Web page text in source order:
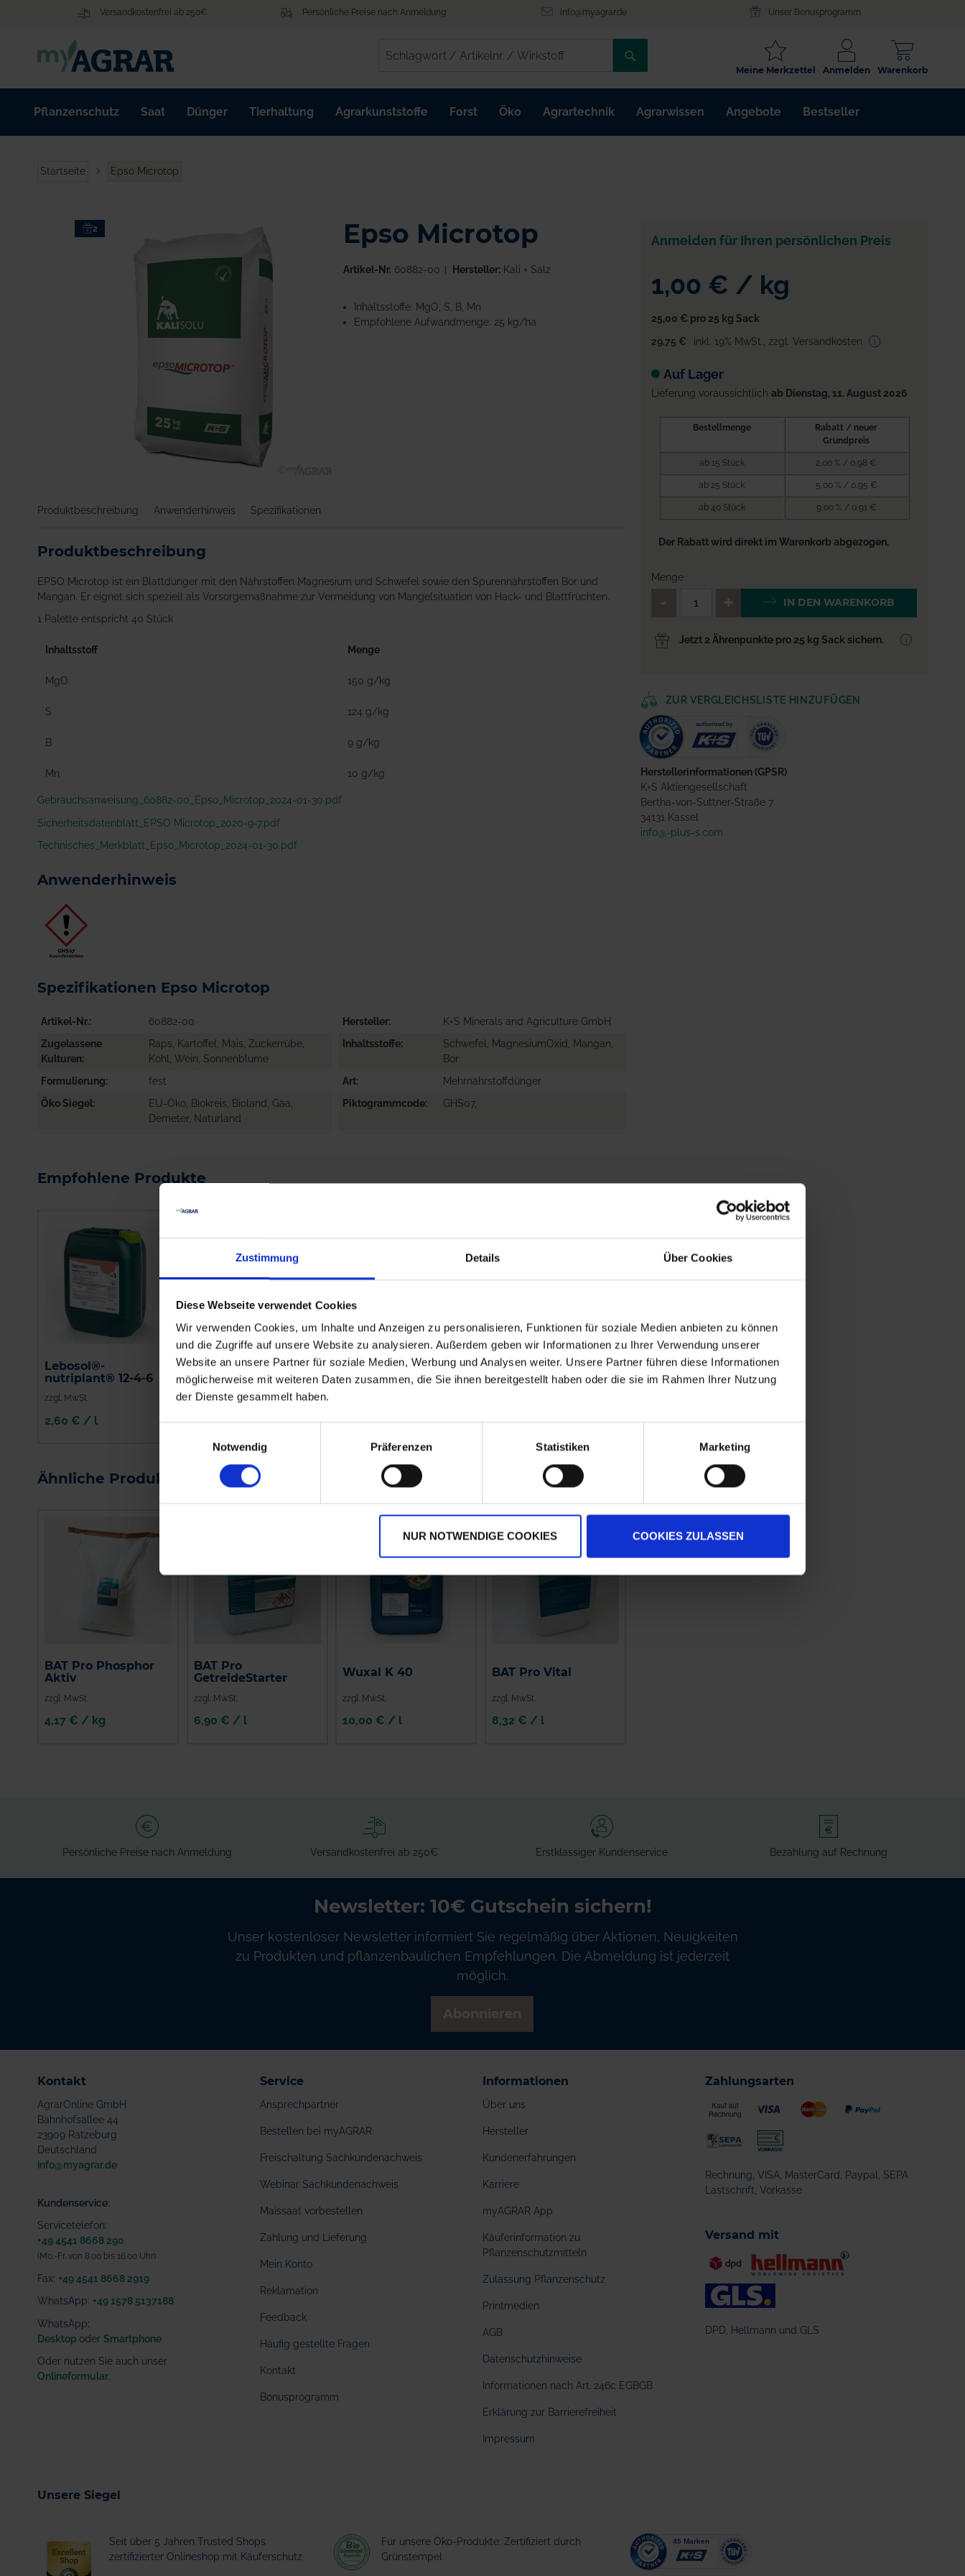
Zustimmung Details Über Cookies
Diese Webseite verwendet Cookies
Wir verwenden Cookies, um Inhalte und Anzeigen zu personalisieren, Funktionen für soziale Medien anbieten zu können
und die Zugriffe auf unsere Website zu analysieren. Außerdem geben wir Informationen zu Ihrer Verwendung unserer
Website an unsere Partner für soziale Medien, Werbung und Analysen weiter. Unsere Partner führen diese Informationen
möglicherweise mit weiteren Daten zusammen, die Sie ihnen bereitgestellt haben oder die sie im Rahmen Ihrer Nutzung
der Dienste gesammelt haben.
Notwendig
Präferenzen Statistiken Marketing
NUR NOTWENDIGE COOKIES COOKIES ZULASSEN
Versandkostenfrei ab 250€ Persönliche Preise nach Anmeldung info@myagrar.de Unser Bonusprogramm
/
ARTIKELNR.
/
Warenkorb
Anmelden
Meine Merkzettel
Pflanzenschutz Saat Dünger Tierhaltung Agrarkunststoffe Forst Öko Agrartechnik Agrarwissen Angebote Bestseller
Startseite Epso Microtop
2
der
springen
Epso Microtop
Artikel-Nr. 60882-00 Hersteller:Kali + Salz
Inhaltsstoffe: MgO, S, B, Mn
Empfohlene Aufwandmenge: 25 kg/ha
Produktbeschreibung Anwenderhinweis Spezifikationen
Produktbeschreibung
EPSO Microtop ist ein Blattdünger mit den Nährstoffen Magnesium und Schwefel sowie den Spurennährstoffen Bor und
Mangan. Er eignet sich speziell als Vorsorgemaßnahme zur Vermeidung von Mangelsituation von Hack- und Blattfrüchten.
1 Palette entspricht 40 Stück
Inhaltsstoff Menge
MgO 150 g/kg
S 124 g/kg
B 9 g/kg
Mn 10 g/kg
Gebrauchsanweisung_60882-00_Epso_Microtop_2024-01-30.pdf
Sicherheitsdatenblatt_EPSO Microtop_2020-9-7.pdf
Technisches_Merkblatt_Epso_Microtop_2024-01-30.pdf
Anwenderhinweis
Spezifikationen Epso Microtop
Artikel-Nr. 60882-00 Hersteller
K+S Minerals and Agriculture GmbH
Zugelassene
Kulturen
Raps, Kartoffel, Mais, Zuckerrübe,
Kohl, Wein, Sonnenblume
Inhaltsstoffe
Schwefel, MagnesiumOxid, Mangan,
Bor
Formulierung
fest Art
Mehrnährstoffdünger
Öko Siegel
EU-Öko, Biokreis, Bioland, Gäa,
Demeter, Naturland
Piktogrammcode GHS07,
Empfohlene Produkte
Lebosol®-
nutriplant® 12-4-6
zzgl. MwSt.
2,60 € / l
EPSO Combitop
zzgl. MwSt.
1,24 € / kg
IN DEN
WARENKORB
Lebosol®-Bor
2,97 € / l
IN DEN
WARENKORB
Lebosol Kalium 450
4,72 € / l
IN DEN
WARENKORB
Ähnliche Produkte
BAT Pro Phosphor
Aktiv
zzgl. MwSt.
4,17 € / kg
BAT Pro
GetreideStarter
zzgl. MwSt.
6,90 € / l
Wuxal K 40
zzgl. MwSt.
10,00 € / l
BAT Pro Vital
zzgl. MwSt.
8,32 € / l
Anmelden für Ihren persönlichen Preis
1,00 € / kg
25,00 € pro 25 kg Sack
29,75 €
inkl. 19% MwSt. zzgl. Versandkosten
Auf Lager
Lieferung voraussichtlich ab Dienstag, 11. August 2026
Bestellmenge
Rabatt / neuer
Grundpreis
ab 15 Stück 2,00 % / 0,98 €
ab 25 Stück 5,00 % / 0,95 €
ab 40 Stück 9,00 % / 0,91 €
Der Rabatt wird direkt im Warenkorb abgezogen.
Menge
QTY_CONTROL_DECREASE
IN DEN WARENKORB
Jetzt 2 Ährenpunkte pro 25 kg Sack sichern.
ZUR VERGLEICHSLISTE HINZUFÜGEN
Herstellerinformationen (GPSR)
K+S Aktiengesellschaft
Bertha-von-Suttner-Straße 7
34131 Kassel
info@-plus-s.com
Persönliche Preise nach Anmeldung Versandkostenfrei ab 250€ Erstklassiger Kundenservice Bezahlung auf Rechnung
Newsletter: 10€ Gutschein sichern!
Unser kostenloser Newsletter informiert Sie regelmäßig über Aktionen, Neuigkeiten
zu Produkten und pflanzenbaulichen Empfehlungen. Die Abmeldung ist jederzeit
möglich.
Kontakt
AgrarOnline GmbH
Bahnhofsallee 44
23909 Ratzeburg
Deutschland
info@myagrar.de
Kundenservice:
Servicetelefon:
+49 4541 8668 290
(Mo.-Fr. von 8.00 bis 16.00 Uhr)
Fax: +49 4541 8668 2919
WhatsApp: +49 1578 5137188
WhatsApp:
Desktop oder Smartphone
Oder nutzen Sie auch unser
Onlineformular
Service
Ansprechpartner
Bestellen bei myAGRAR
Freischaltung Sachkundenachweis
Webinar Sachkundenachweis
Maissaat vorbestellen
Zahlung und Lieferung
Mein Konto
Reklamation
Feedback
Häufig gestellte Fragen
Kontakt
Bonusprogramm
Informationen
Über uns
Hersteller
Kundenerfahrungen
Karriere
myAGRAR App
Käuferinformation zu
Pflanzenschutzmitteln
Zulassung Pflanzenschutz
Printmedien
AGB
Datenschutzhinweise
Informationen nach Art. 246c EGBGB
Erklärung zur Barrierefreiheit
Impressum
Zahlungsarten
Rechnung, VISA, MasterCard, Paypal, SEPA
Lastschrift, Vorkasse
Versand mit
DPD, Hellmann und GLS
Unsere Siegel
Seit über 5 Jahren Trusted Shops
zertifizierter Onlineshop mit Käuferschutz
Für unsere Öko-Produkte: Zertifiziert durch
Grünstempel